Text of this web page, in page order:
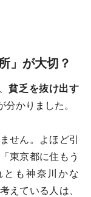
」が大切？
貧乏を抜け出す
分かりました。
せん。よほど引
東京都に住もう
も神奈川かな
えている人は、